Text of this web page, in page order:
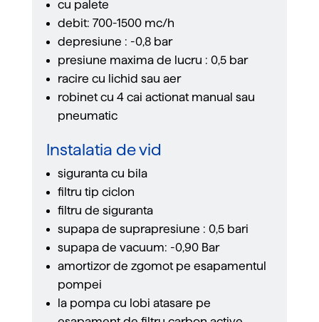
cu palete
debit: 700-1500 mc/h
depresiune : -0,8 bar
presiune maxima de lucru : 0,5 bar
racire cu lichid sau aer
robinet cu 4 cai actionat manual sau
pneumatic
Instalatia de vid
siguranta cu bila
ﬁltru tip ciclon
ﬁltru de siguranta
supapa de suprapresiune : 0,5 bari
supapa de vacuum: -0,90 Bar
amortizor de zgomot pe esapamentul
pompei
la pompa cu lobi atasare pe